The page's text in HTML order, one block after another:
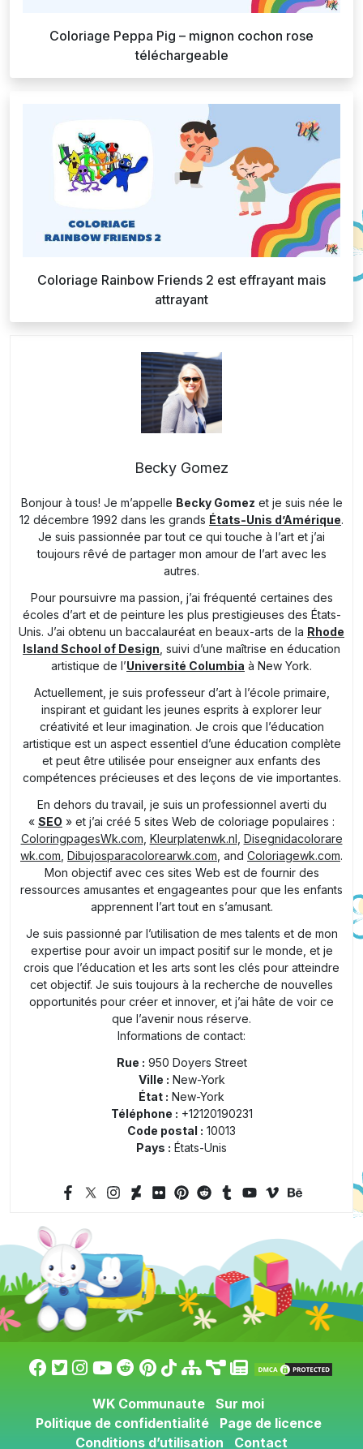
Coloriage Peppa Pig – mignon cochon rose
téléchargeable
Coloriage Rainbow Friends 2 est effrayant mais
attrayant
Becky Gomez
Bonjour à tous! Je m’appelle Becky Gomez et je suis née le
12 décembre 1992 dans les grands États-Unis d’Amérique.
Je suis passionnée par tout ce qui touche à l’art et j’ai
toujours rêvé de partager mon amour de l’art avec les
autres.
Pour poursuivre ma passion, j’ai fréquenté certaines des
écoles d’art et de peinture les plus prestigieuses des États-
Unis. J’ai obtenu un baccalauréat en beaux-arts de la Rhode
Island School of Design , suivi d’une maîtrise en éducation
artistique de l’Université Columbia à New York.
Actuellement, je suis professeur d’art à l’école primaire,
inspirant et guidant les jeunes esprits à explorer leur
créativité et leur imagination. Je crois que l’éducation
artistique est un aspect essentiel d’une éducation complète
et peut être utilisée pour enseigner aux enfants des
compétences précieuses et des leçons de vie importantes.
En dehors du travail, je suis un professionnel averti du
« SEO » et j’ai créé 5 sites Web de coloriage populaires :
ColoringpagesWk.com Kleurplatenwk.nl Disegnidacolorare
wk.com Dibujosparacolorearwk.com , and Coloriagewk.com.
Mon objectif avec ces sites Web est de fournir des
ressources amusantes et engageantes pour que les enfants
apprennent l’art tout en s’amusant.
Je suis passionné par l’utilisation de mes talents et de mon
expertise pour avoir un impact positif sur le monde, et je
crois que l’éducation et les arts sont les clés pour atteindre
cet objectif. Je suis toujours à la recherche de nouvelles
opportunités pour créer et innover, et j’ai hâte de voir ce
que l’avenir nous réserve.
Informations de contact:
Rue : 950 Doyers Street
Ville : New-York
État : New-York
Téléphone : +12120190231
Code postal : 10013
Pays : États-Unis
WK Communaute
Sur moi
Politique de confidentialité
Page de licence
Conditions d’utilisation
Contact